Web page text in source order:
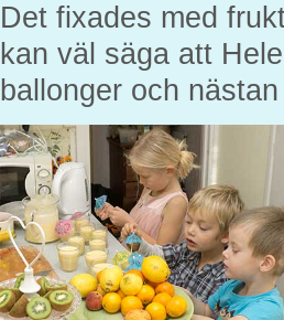
Det fixades med
kan väl säga att
ballonger och